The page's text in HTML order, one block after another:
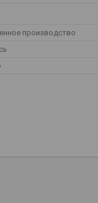
производство